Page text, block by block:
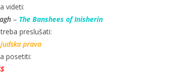
videti:
– The Banshees of Inisherin
preslušati:
prava
posetiti: